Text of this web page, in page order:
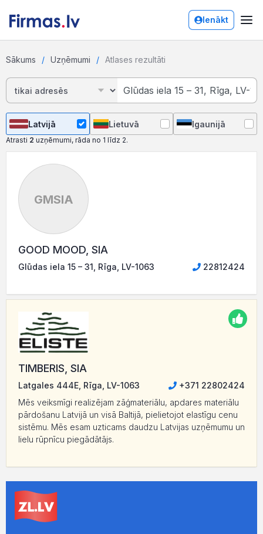
Ienākt
Sākums Uzņēmumi Atlases rezultāti
Latvijā Lietuvā Igaunijā
Atrasti 2 uzņēmumi, rāda no 1 līdz 2.
GMSIA
GOOD MOOD, SIA
Glūdas iela 15 – 31, Rīga, LV-1063 22812424
TIMBERIS, SIA
Latgales 444E, Rīga, LV-1063
+371 22802424
Mēs veiksmīgi realizējam zāģmateriālu, apdares materiālu
pārdošanu Latvijā un visā Baltijā, pielietojot elastīgu cenu
sistēmu. Mēs esam uzticams daudzu Latvijas uzņēmumu un
lielu rūpnīcu piegādātājs.